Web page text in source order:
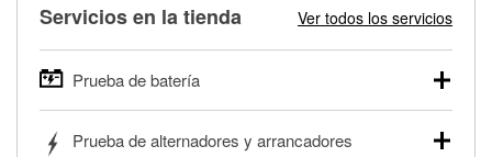
Servicios en la tienda Ver todos los servicios
Prueba de batería
autos, camionetas, SUVs, vehículos comerciales y
Prueba de alternadores y arrancadores